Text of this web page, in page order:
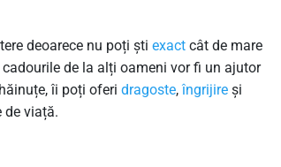
deoarece nu poți ști exact cât de mare
de la alți oameni vor fi un ajutor
îi poți oferi dragoste,îngrijire și
de viață.